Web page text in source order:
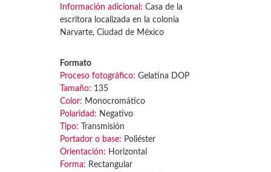
Información adicional: Casa de la
escritora localizada en la colonia
Narvarte, Ciudad de México
Formato
Proceso fotográfico: Gelatina DOP
Tamaño: 135
Color: Monocromático
Polaridad: Negativo
Tipo: Transmisión
Portador o base: Poliéster
Orientación: Horizontal
Forma: Rectangular